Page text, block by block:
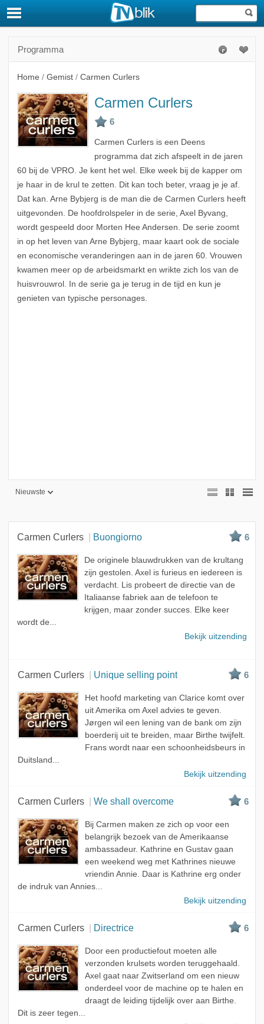
Programma
Home / Gemist / Carmen Curlers
Carmen Curlers
Carmen Curlers is een Deens
programma dat zich afspeelt in de jaren
60 bij de VPRO. Je kent het wel. Elke week bij de kapper om
je haar in de krul te zetten. Dit kan toch beter, vraag je je af.
Dat kan. Arne Bybjerg is de man die de Carmen Curlers heeft
uitgevonden. De hoofdrolspeler in de serie, Axel Byvang,
wordt gespeeld door Morten Hee Andersen. De serie zoomt
in op het leven van Arne Bybjerg, maar kaart ook de sociale
en economische veranderingen aan in de jaren 60. Vrouwen
kwamen meer op de arbeidsmarkt en wrikte zich los van de
huisvrouwrol. In de serie ga je terug in de tijd en kun je
genieten van typische personages.
Nieuwste
A - Z
Carmen Curlers Buongiorno 6
De originele blauwdrukken van de krultang
zijn gestolen. Axel is furieus en iedereen is
verdacht. Lis probeert de directie van de
Italiaanse fabriek aan de telefoon te
krijgen, maar zonder succes. Elke keer
wordt de...
Bekijk uitzending
Carmen Curlers Unique selling point 6
Het hoofd marketing van Clarice komt over
uit Amerika om Axel advies te geven.
Jørgen wil een lening van de bank om zijn
boerderij uit te breiden, maar Birthe twijfelt.
Frans wordt naar een schoonheidsbeurs in
Duitsland...
Bekijk uitzending
Carmen Curlers We shall overcome 6
Bij Carmen maken ze zich op voor een
belangrijk bezoek van de Amerikaanse
ambassadeur. Kathrine en Gustav gaan
een weekend weg met Kathrines nieuwe
vriendin Annie. Daar is Kathrine erg onder
de indruk van Annies...
Bekijk uitzending
Carmen Curlers Directrice 6
Door een productiefout moeten alle
verzonden krulsets worden teruggehaald.
Axel gaat naar Zwitserland om een nieuw
onderdeel voor de machine op te halen en
draagt de leiding tijdelijk over aan Birthe.
Dit is zeer tegen...